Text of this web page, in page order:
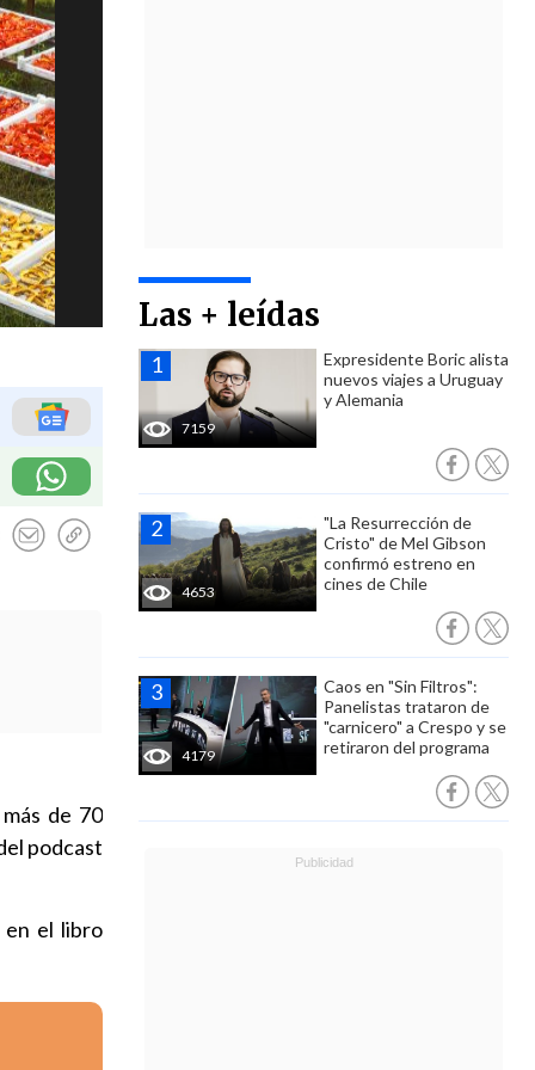
Las + leídas
7159
Expresidente Boric alista
nuevos viajes a Uruguay
y Alemania
4653
"La Resurrección de
Cristo" de Mel Gibson
confirmó estreno en
cines de Chile
4179
Caos en "Sin Filtros":
Panelistas trataron de
"carnicero" a Crespo y se
retiraron del programa
de 70
podcast
en el libro